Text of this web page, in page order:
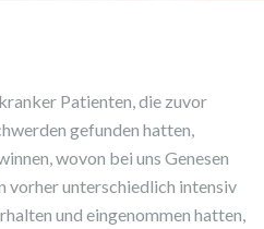
Patienten, die zuvor
gefunden hatten,
wovon bei uns Genesen
vorher unterschiedlich intensiv
und eingenommen hatten,